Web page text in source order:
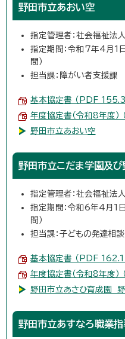
野田市立あおい空
指定管理者：社会福祉法
指定期間：令和7年4月1
間）
担当課：障がい者支援課
基本協定書 （PDF 155.3
年度協定書（令和8年度
野田市立あおい空
野田市立こだま学園及
指定管理者：社会福祉法
指定期間：令和6年4月1
間）
担当課：子どもの発達相談
基本協定書 （PDF 162.1
年度協定書（令和8年度）
野田市立あさひ育成園
野田市立あすなろ職業指